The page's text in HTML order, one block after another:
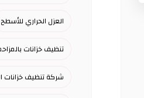
العزل الحراري للأسطح
تنظيف خزانات
شركة تنظيف خزانات